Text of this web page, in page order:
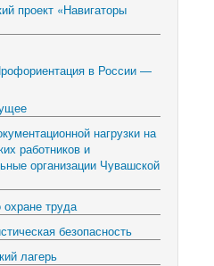
проект «Навигаторы
в России —
нагрузки на
работников и
организации Чувашской
труда
безопасность
лагерь